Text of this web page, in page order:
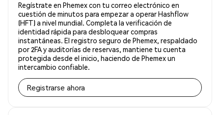
Regístrate en Phemex con tu correo electrónico en
cuestión de minutos para empezar a operar Hashflow
(HFT) a nivel mundial. Completa la verificación de
identidad rápida para desbloquear compras
instantáneas. El registro seguro de Phemex, respaldado
por 2FA y auditorías de reservas, mantiene tu cuenta
protegida desde el inicio, haciendo de Phemex un
intercambio confiable.
Registrarse ahora